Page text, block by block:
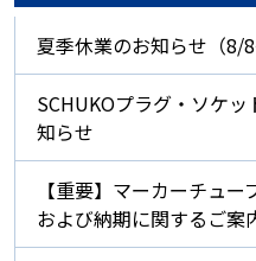
夏季休業のお知らせ（8/8
SCHUKOプラグ・ソケ
知らせ
【重要】マーカーチュ
および納期に関するご案